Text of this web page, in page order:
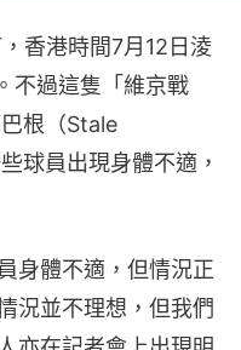
香港時間7月12日淩
不過這隻「維京戰
根（Stale
球員出現身體不適，
身體不適，但情況正
況並不理想，但我們